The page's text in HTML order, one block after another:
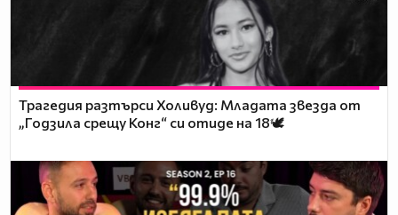
Трагедия разтърси Холивуд: Младата звезда от
„Годзила срещу Конг“ си отиде на 18🕊️